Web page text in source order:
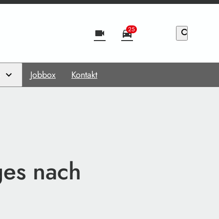
videocam directions_car
25 search
Jobbox Kontakt
nach